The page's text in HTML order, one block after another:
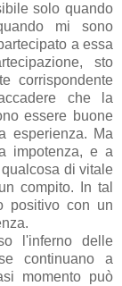
solo quando
mi sono
a essa
sto
corrispondente
che la
essere buone
esperienza. Ma
impotenza, e a
di vitale
compito. In tal
positivo con un
l'inferno delle
continuano a
momento può